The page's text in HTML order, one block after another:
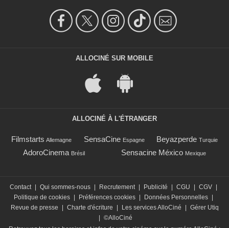
ALLOCINÉ SUR MOBILE
ALLOCINÉ À L'ÉTRANGER
Filmstarts Allemagne SensaCine Espagne Beyazperde Turquie
AdoroCinema Brésil Sensacine México Mexique
Contact | Qui sommes-nous | Recrutement | Publicité | CGU | CGV |
Politique de cookies | Préférences cookies | Données Personnelles |
Revue de presse
| Charte d'écriture | Les services AlloCiné | Gérer Utiq
| ©AlloCiné